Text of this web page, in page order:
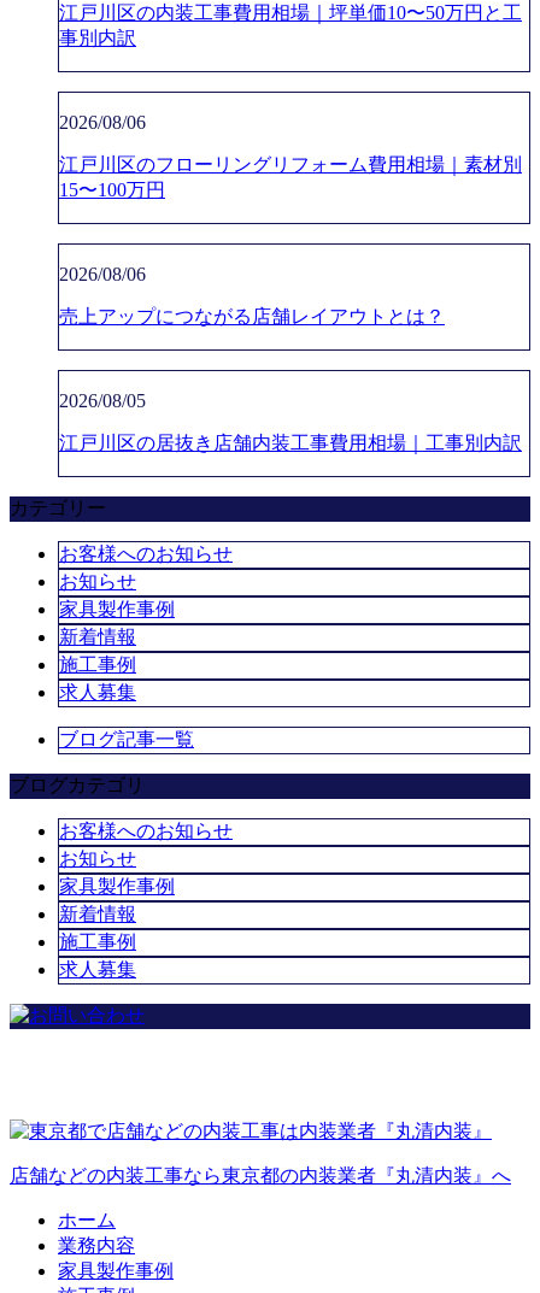
江戸川区の内装工事費用相場｜坪単価10〜50万円と工
事別内訳
2026/08/06
江戸川区のフローリングリフォーム費用相場｜素材別
15〜100万円
2026/08/06
売上アップにつながる店舗レイアウトとは？
2026/08/05
江戸川区の居抜き店舗内装工事費用相場｜工事別内訳
カテゴリー
お客様へのお知らせ
お知らせ
家具製作事例
新着情報
施工事例
求人募集
ブログ記事一覧
ブログカテゴリ
お客様へのお知らせ
お知らせ
家具製作事例
新着情報
施工事例
求人募集
店舗などの内装工事なら東京都の内装業者『丸清内装』へ
ホーム
業務内容
家具製作事例